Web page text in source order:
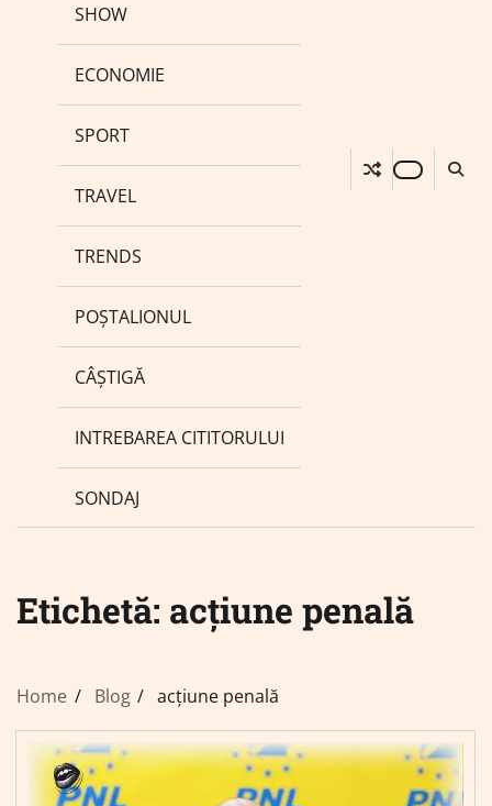
SHOW
ECONOMIE
SPORT
TRAVEL
TRENDS
POȘTALIONUL
CÂȘTIGĂ
INTREBAREA CITITORULUI
SONDAJ
Etichetă: acțiune penală
Home Blog acțiune penală